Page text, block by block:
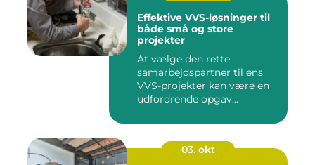
Effektive VVS-løsninger til
både små og store
projekter
At vælge den rette
samarbejdspartner til ens
VVS-projekter kan være en
udfordrende opgav...
03. okt